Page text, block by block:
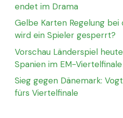
endet im Drama
Gelbe Karten Regelung
wird ein Spieler gesperrt?
Vorschau Länderspiel
Spanien im EM-Viertelfinale
Sieg gegen Dänemark:
fürs Viertelfinale